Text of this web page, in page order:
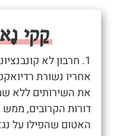
קַקי
1. חרבון לא
אחריו נשורת
את השירותים ללא
דורות הקרובים,
האטום שהפילו על